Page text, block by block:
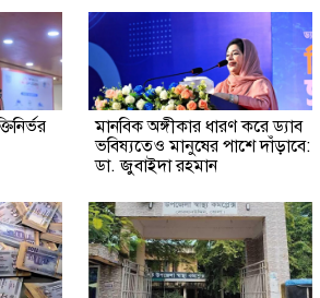
মানবিক অঙ্গীকার ধারণ করে ড্যাব
ভবিষ্যতেও মানুষের পাশে দাঁড়াবে:
ডা. জুবাইদা রহমান